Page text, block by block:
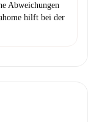
Abweichungen
hilft bei der